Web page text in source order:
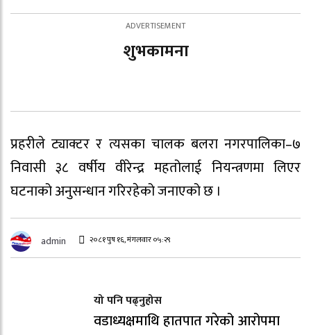
शुभकामना
प्रहरीले ट्याक्टर र त्यसका चालक बलरा नगरपालिका–७
निवासी ३८ वर्षीय वीरेन्द्र महतोलाई नियन्त्रणमा लिएर
घटनाको अनुसन्धान गरिरहेको जनाएको छ ।
admin २०८१ पुष १६, मंगलवार ०५:२९
यो पनि पढ्नुहोस
वडाध्यक्षमाथि हातपात गरेको आरोपमा